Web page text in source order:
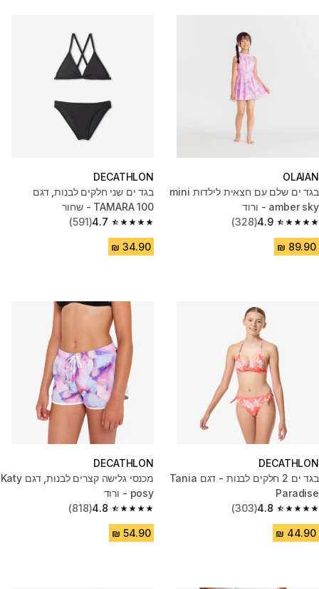
OLAIAN
בגד ים שלם עם חצאית לילדות mini
amber sky - ורוד
4.9
4.9 out of 5 stars from 328 reviews
(328)
DECATHLON
בגד ים שני חלקים לבנות, דגם
TAMARA 100 - שחור
4.7
4.7 out of 5 stars from 591 reviews
(591)
DECATHLON
בגד ים 2 חלקים לבנות - דגם Tania
Paradise
4.8
4.8 out of 5 stars from 303 reviews
(303)
DECATHLON
מכנסי גלישה קצרים לבנות, דגם Katy
posy - ורוד
4.8
4.8 out of 5 stars from 818 reviews
(818)